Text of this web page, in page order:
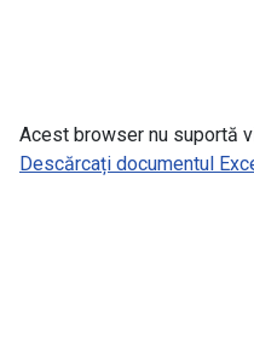
Acest browser nu suportă
Descărcați documentul